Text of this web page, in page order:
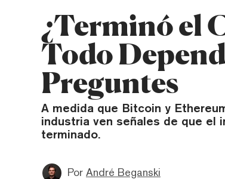
¿Terminó el
Todo
Preguntes
A medida que Bitcoin y
industria ven señales de que el
terminado.
Por André Beganski